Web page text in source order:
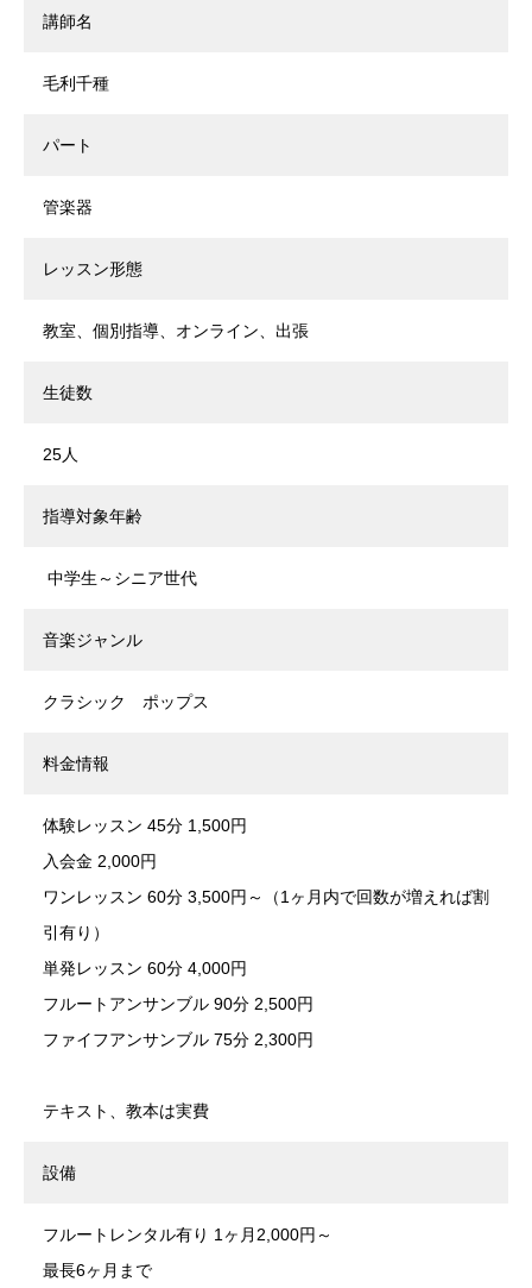
講師名
毛利千種
パート
管楽器
レッスン形態
教室、個別指導、オンライン、出張
生徒数
25人
指導対象年齢
中学生～シニア世代
音楽ジャンル
クラシック ポップス
料金情報
体験レッスン 45分 1,500円
入会金 2,000円
ワンレッスン 60分 3,500円～（1ヶ月内で回数が増えれば割
引有り）
単発レッスン 60分 4,000円
フルートアンサンブル 90分 2,500円
ファイフアンサンブル 75分 2,300円
テキスト、教本は実費
設備
フルートレンタル有り 1ヶ月2,000円～
最長6ヶ月まで